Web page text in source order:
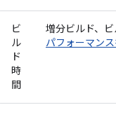
ビ
ル
ド
時
間
増分ビルド、
パフォーマン